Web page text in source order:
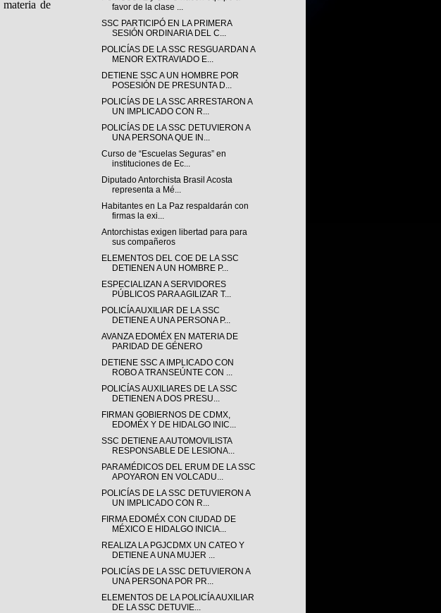
de
favor de la clase ...
SSC PARTICIPÓ EN LA PRIMERA
SESIÓN ORDINARIA DEL C...
POLICÍAS DE LA SSC RESGUARDAN A
MENOR EXTRAVIADO E...
DETIENE SSC A UN HOMBRE POR
POSESIÓN DE PRESUNTA D...
POLICÍAS DE LA SSC ARRESTARON A
UN IMPLICADO CON R...
POLICÍAS DE LA SSC DETUVIERON A
UNA PERSONA QUE IN...
Curso de “Escuelas Seguras” en
instituciones de Ec...
Diputado Antorchista Brasil Acosta
representa a Mé...
Habitantes en La Paz respaldarán con
firmas la exi...
Antorchistas exigen libertad para para
sus compañeros
ELEMENTOS DEL COE DE LA SSC
DETIENEN A UN HOMBRE P...
ESPECIALIZAN A SERVIDORES
PÚBLICOS PARA AGILIZAR T...
POLICÍA AUXILIAR DE LA SSC
DETIENE A UNA PERSONA P...
AVANZA EDOMÉX EN MATERIA DE
PARIDAD DE GÉNERO
DETIENE SSC A IMPLICADO CON
ROBO A TRANSEÚNTE CON ...
POLICÍAS AUXILIARES DE LA SSC
DETIENEN A DOS PRESU...
FIRMAN GOBIERNOS DE CDMX,
EDOMÉX Y DE HIDALGO INIC...
SSC DETIENE A AUTOMOVILISTA
RESPONSABLE DE LESIONA...
PARAMÉDICOS DEL ERUM DE LA SSC
APOYARON EN VOLCADU...
POLICÍAS DE LA SSC DETUVIERON A
UN IMPLICADO CON R...
FIRMA EDOMÉX CON CIUDAD DE
MÉXICO E HIDALGO INICIA...
REALIZA LA PGJCDMX UN CATEO Y
DETIENE A UNA MUJER ...
POLICÍAS DE LA SSC DETUVIERON A
UNA PERSONA POR PR...
ELEMENTOS DE LA POLICÍA AUXILIAR
DE LA SSC DETUVIE...